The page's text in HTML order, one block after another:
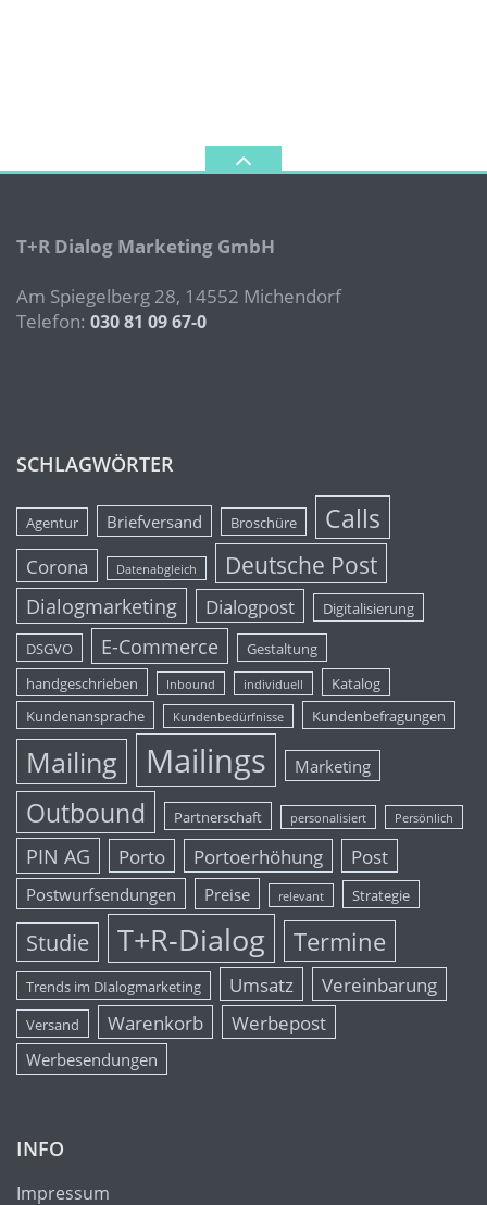
T+R Dialog Marketing GmbH
Am Spiegelberg 28, 14552 Michendorf
Telefon: 030 81 09 67-0
SCHLAGWÖRTER
Agentur Briefversand Broschüre Calls
Corona Datenabgleich Deutsche Post
Dialogmarketing Dialogpost Digitalisierung
DSGVO E-Commerce
Gestaltung
handgeschrieben
Inbound individuell
Katalog
Kundenansprache
Kundenbedürfnisse Kundenbefragungen
Mailing Mailings Marketing
Outbound Partnerschaft personalisiert Persönlich
PIN AG Porto Portoerhöhung Post
Postwurfsendungen Preise relevant Strategie
Studie T+R-Dialog Termine
Trends im DIalogmarketing Umsatz Vereinbarung
Versand Warenkorb Werbepost
Werbesendungen
INFO
Impressum